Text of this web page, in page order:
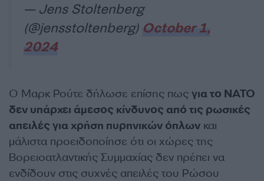
— Jens Stoltenberg
(@jensstoltenberg) October 1,
2024
Ο Μαρκ Ρούτε δήλωσε επίσης πως για το ΝΑΤΟ
δεν υπάρχει άμεσος κίνδυνος από τις ρωσικές
απειλές για χρήση πυρηνικών όπλων και
μάλιστα προειδοποίησε ότι οι χώρες της
Βορειοατλαντικής Συμμαχίας δεν πρέπει να
ενδίδουν στις συχνές απειλές του Ρώσου